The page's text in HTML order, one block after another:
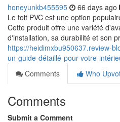
honeyunkb455595 66 days ago
Le toit PVC est une option
Cette produit offre une variété
d'installation, sa durabilité et son
https://heidimxbu950637.review-
un-guide-détaillé-pour-votre-
Comments
Who
Comments
Submit a Comment